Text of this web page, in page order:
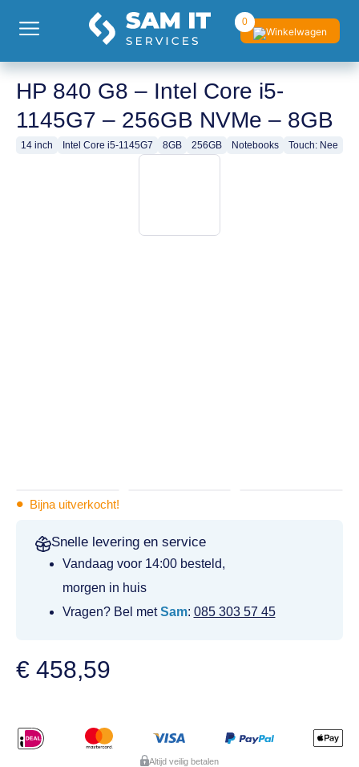
0
HP 840 G8 – Intel Core i5-
1145G7 – 256GB NVMe – 8GB
14 inch Intel Core i5-1145G7 8GB 256GB Notebooks Touch: Nee
• Bijna uitverkocht!
Snelle levering en service
Vandaag voor 14:00 besteld,
morgen in huis
Vragen? Bel metSam: 085 303 57 45
€ 458,59
Altijd veilig betalen